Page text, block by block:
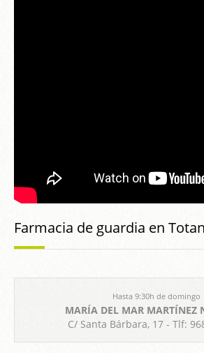
Farmacia de guardia en
Hasta 9:30h de domingo
MARÍA DEL MAR MARTÍNEZ
C/ Santa Bárbara, 17 - Tlf: